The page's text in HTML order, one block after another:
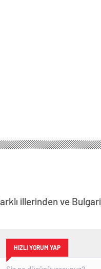
illerinden ve
HIZLI YORUM YAP